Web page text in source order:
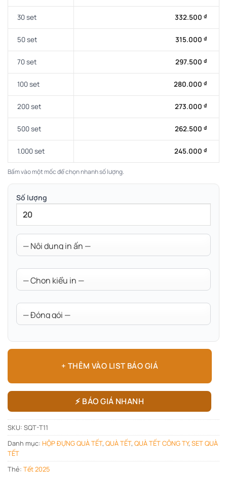
30 set 332.500 ₫
50 set 315.000 ₫
70 set 297.500 ₫
100 set 280.000 ₫
200 set 273.000 ₫
500 set 262.500 ₫
1.000 set 245.000 ₫
Bấm vào một mốc để chọn nhanh số lượng.
Số lượng
+ THÊM VÀO LIST BÁO GIÁ
⚡ BÁO GIÁ NHANH
SKU: SQT-T11
Danh mục: HỘP ĐỰNG QUÀ TẾT, QUÀ TẾT, QUÀ TẾT CÔNG TY, SET QUÀ
TẾT
Thẻ: Tết 2025